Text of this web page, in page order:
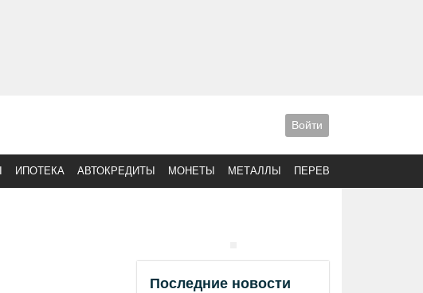
Войти
ИПОТЕКА АВТОКРЕДИТЫ МОНЕТЫ МЕТАЛЛЫ ПЕРЕВОДЫ
Последние новости